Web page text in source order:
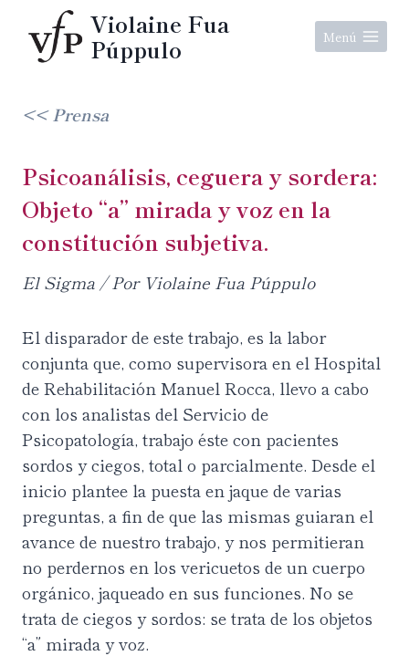
contenu
Violaine Fua
Púppulo
Menú
<< Prensa
Psicoanálisis, ceguera y sordera:
Objeto “a” mirada y voz en la
constitución subjetiva.
El Sigma /Por Violaine Fua Púppulo
El disparador de este trabajo, es la labor
conjunta que, como supervisora en el Hospital
de Rehabilitación Manuel Rocca, llevo a cabo
con los analistas del Servicio de
Psicopatología, trabajo éste con pacientes
sordos y ciegos, total o parcialmente. Desde el
inicio plantee la puesta en jaque de varias
preguntas, a fin de que las mismas guiaran el
avance de nuestro trabajo, y nos permitieran
no perdernos en los vericuetos de un cuerpo
orgánico, jaqueado en sus funciones. No se
trata de ciegos y sordos: se trata de los objetos
“a” mirada y voz.